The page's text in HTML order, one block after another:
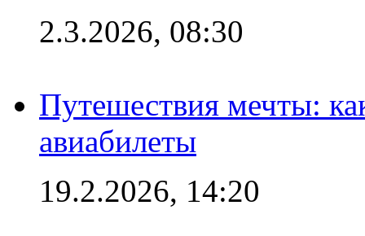
2.3.2026, 08:30
Путешествия мечты:
авиабилеты
19.2.2026, 14:20